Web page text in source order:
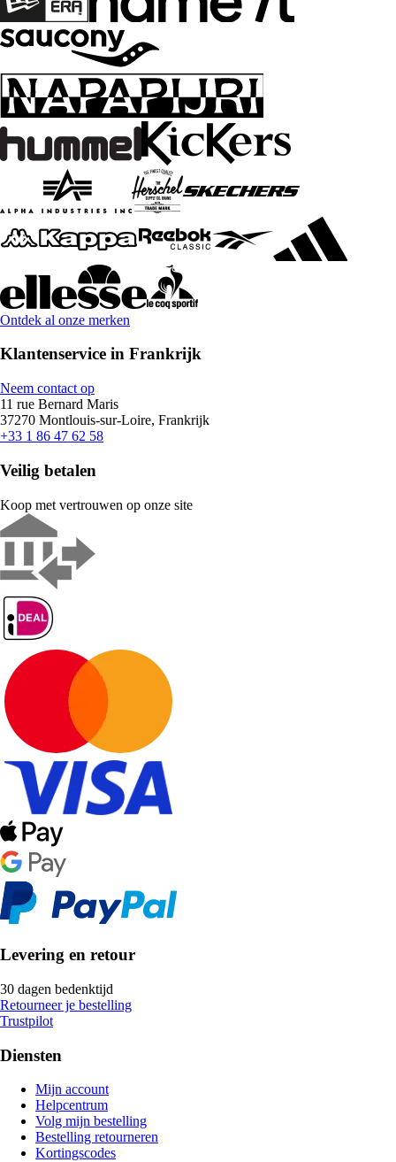
Ontdek al onze merken
Klantenservice in Frankrijk
Neem contact op
11 rue Bernard Maris
37270 Montlouis-sur-Loire, Frankrijk
+33 1 86 47 62 58
Veilig betalen
Koop met vertrouwen op onze site
Levering en retour
30 dagen bedenktijd
Retourneer je bestelling
Trustpilot
Diensten
Mijn account
Helpcentrum
Volg mijn bestelling
Bestelling retourneren
Kortingscodes